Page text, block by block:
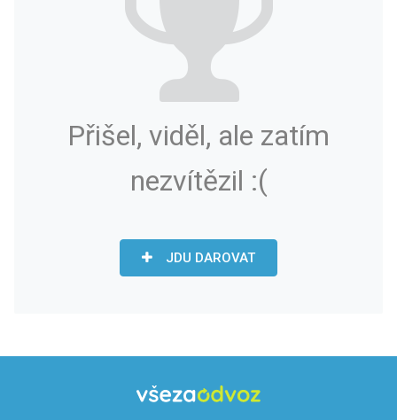
Přišel, viděl, ale zatím
nezvítězil :(
JDU DAROVAT